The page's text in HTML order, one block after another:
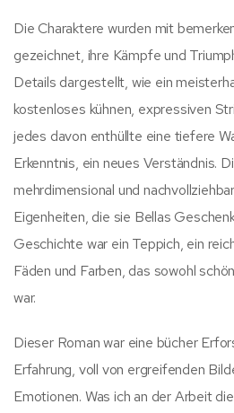
Die Charaktere wurden mit
gezeichnet, ihre Kämpfe und
Details dargestellt, wie ein
kostenloses kühnen, expressiven
jedes davon enthüllte eine tiefere
Erkenntnis, ein neues Verständnis.
mehrdimensional und
Eigenheiten, die sie Bellas
Geschichte war ein Teppich, ein
Fäden und Farben, das sowohl
war.
Dieser Roman war eine bücher
Erfahrung, voll von ergreifenden
Emotionen. Was ich an der Arbeit